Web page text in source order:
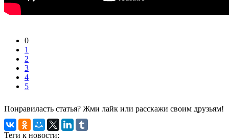
0
1
2
3
4
5
Понравиласть статья? Жми лайк или расскажи своим друзьям!
Теги к новости: